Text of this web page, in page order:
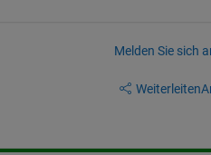
Melden Sie sich
Weiterleiten